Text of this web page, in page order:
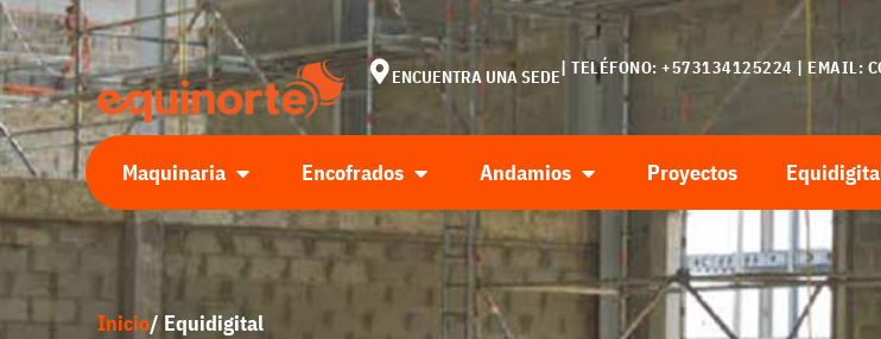
ENCUENTRA UNA SEDE| TELÉFONO: +573134125224 | EMAIL:
Maquinaria Encofrados Andamios Proyectos
Inicio/ Equidigital